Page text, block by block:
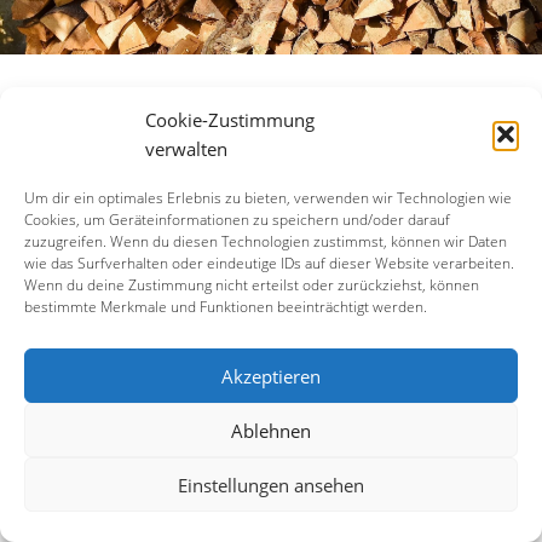
Cookie-Zustimmung
verwalten
Um dir ein optimales Erlebnis zu bieten, verwenden wir Technologien wie
Cookies, um Geräteinformationen zu speichern und/oder darauf
zuzugreifen. Wenn du diesen Technologien zustimmst, können wir Daten
wie das Surfverhalten oder eindeutige IDs auf dieser Website verarbeiten.
Wenn du deine Zustimmung nicht erteilst oder zurückziehst, können
bestimmte Merkmale und Funktionen beeinträchtigt werden.
Akzeptieren
Ablehnen
Einstellungen ansehen